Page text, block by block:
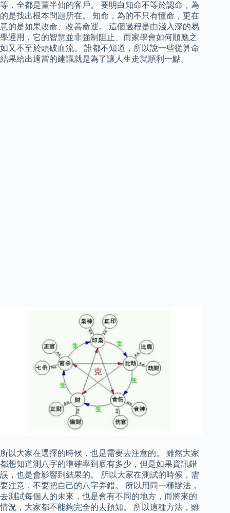
等，全都是董半仙的客戶。 要明白知命不等於認命，為
的是找出根本問題所在。 知命，為的不只有懂命，更在
意的是如果改命、改善命運。 這個過程是由淺入深的易
學運用，它的智慧並非強制阻止、而家學會如何順應之
如又不至於頭破血流。 誰都不知道，所以說一些從算命
結果給出適當的建議就是為了讓人生走就順利一點。
所以大家在選擇的時候，也是需要去注意的。 雖然大家
都想知道測八字的準確率到底有多少，但是如果資訊錯
誤，也是會影響到結果的。 所以大家在測試的時候，需
要注意，不要把自己的八字弄錯。 所以用同一種辦法，
去測試每個人的未來，也是會有不同的地方，而將來的
情況，大家都不能夠完全的去預知。 所以這種方法，雖